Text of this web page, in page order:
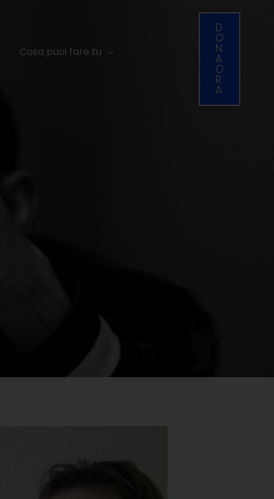
Cosa puoi fare tu
D
O
N
A
O
R
A